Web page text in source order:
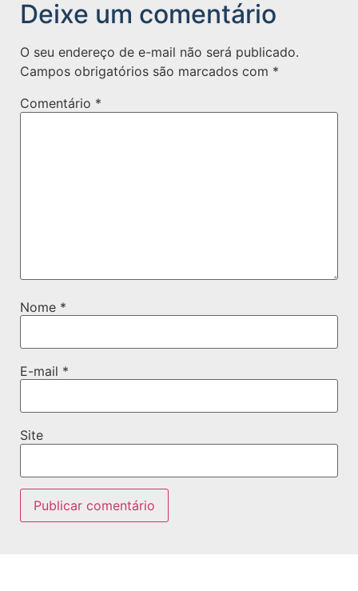
Deixe um comentário
O seu endereço de e-mail não será publicado.
Campos obrigatórios são marcados com *
Comentário *
Nome *
E-mail *
Site